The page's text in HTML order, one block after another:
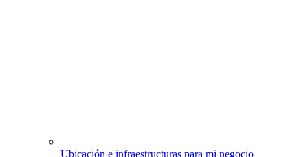
Ubicación e infraestructuras para mi negocio